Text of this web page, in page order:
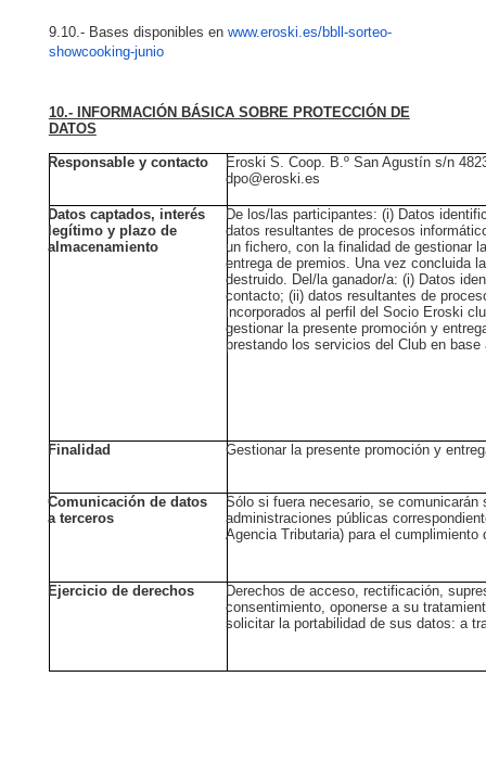
9.10.- Bases disponibles en www.eroski.es/bbll-sorteo-
showcooking-junio
10.- INFORMACIÓN BÁSICA SOBRE PROTECCIÓN DE
DATOS
Responsable y contacto
Eroski S. Coop. B.º San Agustín s/n
dpo@eroski.es
Datos captados, interés
legítimo y plazo de
almacenamiento
De los/las participantes: (i) Datos
datos resultantes de procesos
un fichero, con la finalidad de gestionar
entrega de premios. Una vez concluida
destruido. Del/la ganador/a: (i) Datos
contacto; (ii) datos resultantes de
incorporados al perfil del Socio Eroski
gestionar la presente promoción y
prestando los servicios del Club en
Finalidad Gestionar la presente promoción y
Comunicación de datos
a terceros
Sólo si fuera necesario, se comunicarán
administraciones públicas
Agencia Tributaria) para el cumplimiento
Ejercicio de derechos
Derechos de acceso, rectificación,
consentimiento, oponerse a su
solicitar la portabilidad de sus datos: a